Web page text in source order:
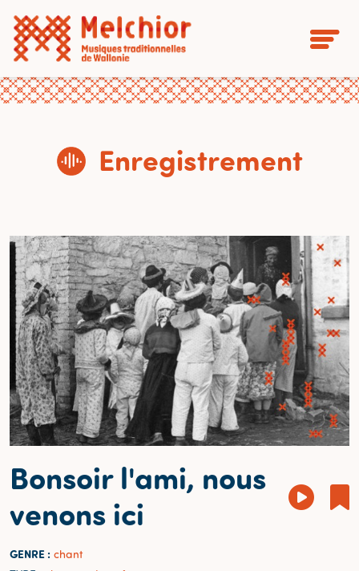
Enregistrement
Bonsoir l'ami, nous
venons ici
GENRE : chant